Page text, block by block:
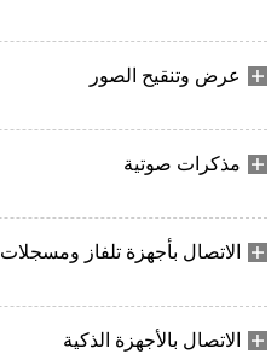
عرض وتنقيح الصور
مذكرات صوتية
الاتصال بأجهزة تلفاز ومسجلات HDMI
الاتصال بالأجهزة الذكية